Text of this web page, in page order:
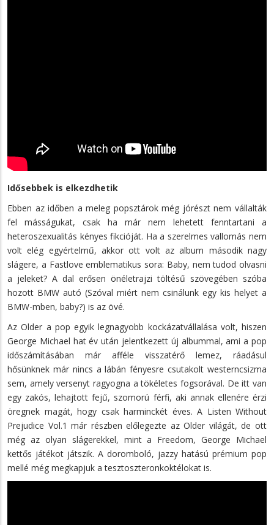
Idősebbek is elkezdhetik
Ebben az időben a meleg popsztárok még jórészt nem vállalták
fel másságukat, csak ha már nem lehetett fenntartani a
heteroszexualitás kényes fikcióját. Ha a szerelmes vallomás nem
volt elég egyértelmű, akkor ott volt az album második nagy
slágere, a Fastlove emblematikus sora: Baby, nem tudod olvasni
a jeleket? A dal erősen önéletrajzi töltésű szövegében szóba
hozott BMW autó (Szóval miért nem csinálunk egy kis helyet a
BMW-mben, baby?) is az övé.
Az Older a pop egyik legnagyobb kockázatvállalása volt, hiszen
George Michael hat év után jelentkezett új albummal, ami a pop
időszámításában már afféle visszatérő lemez, ráadásul
hősünknek már nincs a lábán fényesre csutakolt westerncsizma
sem, amely versenyt ragyogna a tökéletes fogsorával. De itt van
egy zakós, lehajtott fejű, szomorú férfi, aki annak ellenére érzi
öregnek magát, hogy csak harminckét éves. A Listen Without
Prejudice Vol.1 már részben előlegezte az Older világát, de ott
még az olyan slágerekkel, mint a Freedom, George Michael
kettős játékot játszik. A doromboló, jazzy hatású prémium pop
mellé még megkapjuk a tesztoszteronkoktélokat is.